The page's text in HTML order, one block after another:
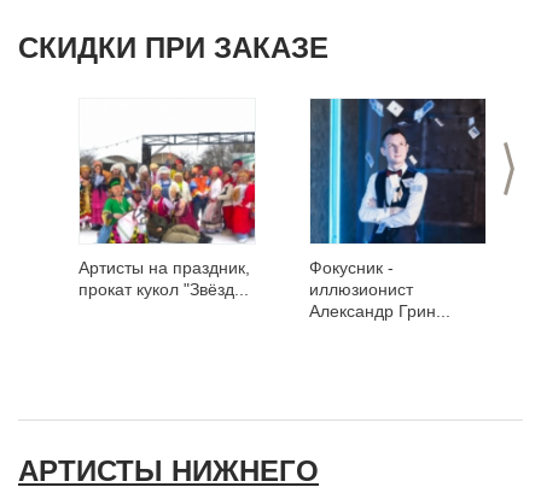
СКИДКИ ПРИ ЗАКАЗЕ
>
Артисты на праздник,
прокат кукол "Звёзд...
Фокусник -
иллюзионист
Александр Грин...
АРТИСТЫ НИЖНЕГО